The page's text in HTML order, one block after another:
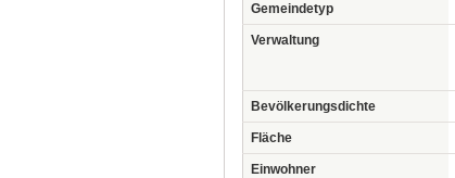
Gemeindetyp
Verwaltung
Bevölkerungsdichte
Fläche
Einwohner